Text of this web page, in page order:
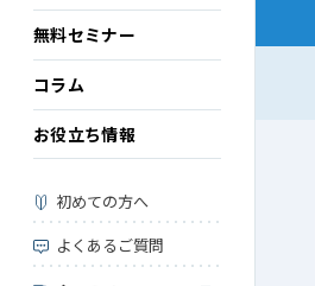
無料セミナー
コラム
お役立ち情報
初めての方へ
よくあるご質問